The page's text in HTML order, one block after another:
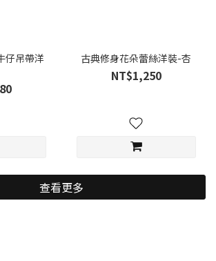
仔吊帶洋
古典修身花朵蕾絲洋裝-杏
NT$1,250
查看更多